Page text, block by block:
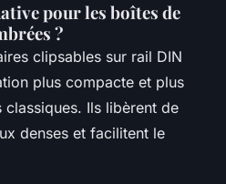
pour les boîtes de
?
clipsables sur rail DIN
plus compacte et plus
Ils libèrent de
denses et facilitent le